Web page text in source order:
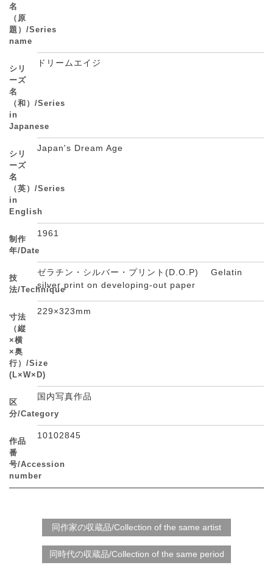
名
（原
題）/Series
name
シリ
ーズ
名
（和）/Series
in
Japanese
ドリームエイジ
シリ
ーズ
名
（英）/Series
in
English
Japan's Dream Age
制作
年/Date
1961
技
法/Technique
ゼラチン・シルバー・プリント(D.O.P) Gelatin
silver print on developing-out paper
寸法
（縦
×横
×奥
行）/Size
(L×W×D)
229×323mm
区
分/Category
国内写真作品
作品
番
号/Accession
number
10102845